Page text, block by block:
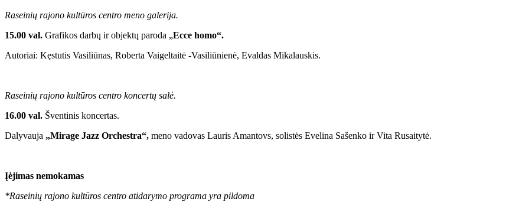
Raseinių rajono kultūros centro meno galerija.
15.00 val. Grafikos darbų ir objektų paroda „Ecce homo“.
Autoriai: Kęstutis Vasiliūnas, Roberta Vaigeltaitė -Vasiliūnienė, Evaldas Mikalauskis.
Raseinių rajono kultūros centro koncertų salė.
16.00 val. Šventinis koncertas.
Dalyvauja „Mirage Jazz Orchestra“, meno vadovas Lauris Amantovs, solistės Evelina Sašenko ir Vita Rusaitytė.
Įėjimas nemokamas
*Raseinių rajono kultūros centro atidarymo programa yra pildoma